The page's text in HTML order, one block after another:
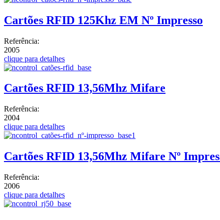
Cartões RFID 125Khz EM Nº Impresso
Referência:
2005
clique para detalhes
Cartões RFID 13,56Mhz Mifare
Referência:
2004
clique para detalhes
Cartões RFID 13,56Mhz Mifare Nº
Referência:
2006
clique para detalhes